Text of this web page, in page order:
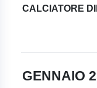
CALCIATORE
GENNAIO